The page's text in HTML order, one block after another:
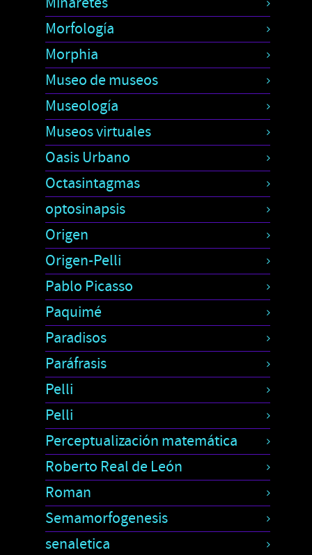
Morfología
Morphia
Museo de museos
Museología
Museos virtuales
Oasis Urbano
Octasintagmas
optosinapsis
Origen
Origen-Pelli
Pablo Picasso
Paquimé
Paradisos
Paráfrasis
Pelli
Pelli
Perceptualización matemática
Roberto Real de León
Roman
Semamorfogenesis
senaletica